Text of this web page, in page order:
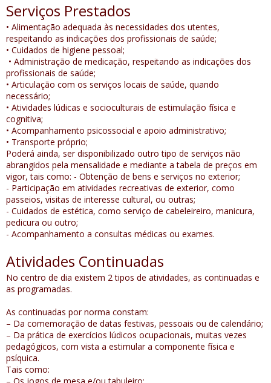
Serviços Prestados
• Alimentação adequada às necessidades dos utentes,
respeitando as indicações dos profissionais de saúde;
• Cuidados de higiene pessoal;
• Administração de medicação, respeitando as indicações dos
profissionais de saúde;
• Articulação com os serviços locais de saúde, quando
necessário;
• Atividades lúdicas e socioculturais de estimulação física e
cognitiva;
• Acompanhamento psicossocial e apoio administrativo;
• Transporte próprio;
Poderá ainda, ser disponibilizado outro tipo de serviços não
abrangidos pela mensalidade e mediante a tabela de preços em
vigor, tais como: - Obtenção de bens e serviços no exterior;
- Participação em atividades recreativas de exterior, como
passeios, visitas de interesse cultural, ou outras;
- Cuidados de estética, como serviço de cabeleireiro, manicura,
pedicura ou outro;
- Acompanhamento a consultas médicas ou exames.
Atividades Continuadas
No centro de dia existem 2 tipos de atividades, as continuadas e
as programadas.
As continuadas por norma constam:
– Da comemoração de datas festivas, pessoais ou de calendário;
– Da prática de exercícios lúdicos ocupacionais, muitas vezes
pedagógicos, com vista a estimular a componente física e
psíquica.
Tais como: